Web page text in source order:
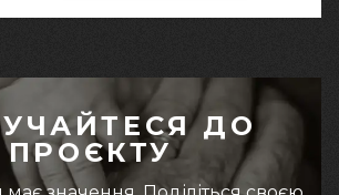
ДО
ПРОЄКТУ